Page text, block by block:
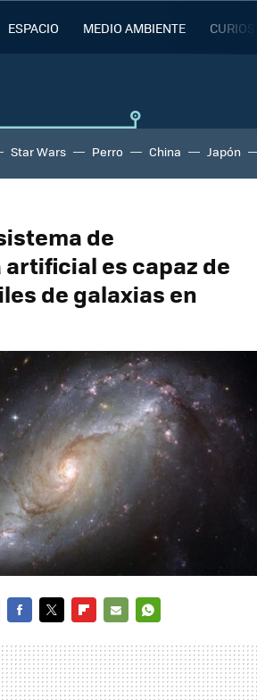
ESPACIO MEDIO AMBIENTE
Star Wars Perro China Japón
de
es capaz de
de galaxias en
MAIL